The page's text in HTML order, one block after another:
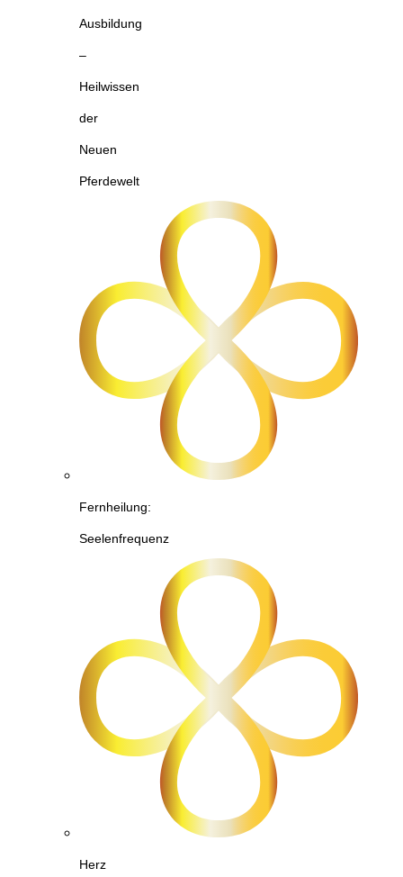
Ausbildung
–
Heilwissen
der
Neuen
Pferdewelt
Fernheilung:
Seelenfrequenz
Herz